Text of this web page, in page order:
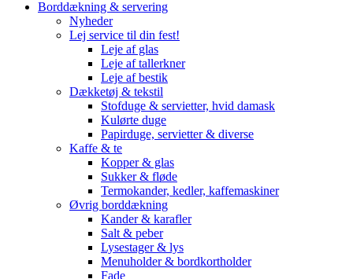
Borddækning & servering
Nyheder
Lej service til din fest!
Leje af glas
Leje af tallerkner
Leje af bestik
Dækketøj & tekstil
Stofduge & servietter, hvid damask
Kulørte duge
Papirduge, servietter & diverse
Kaffe & te
Kopper & glas
Sukker & fløde
Termokander, kedler, kaffemaskiner
Øvrig borddækning
Kander & karafler
Salt & peber
Lysestager & lys
Menuholder & bordkortholder
Fade